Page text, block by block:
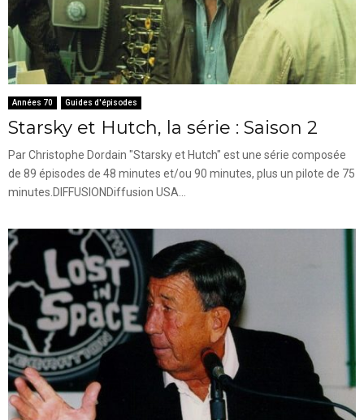
Années 70 Guides d'épisodes
Starsky et Hutch, la série : Saison 2
Par Christophe Dordain "Starsky et Hutch" est une série composée
de 89 épisodes de 48 minutes et/ou 90 minutes, plus un pilote de 75
minutes.DIFFUSIONDiffusion USA...